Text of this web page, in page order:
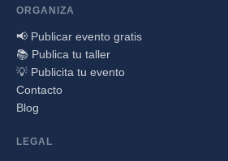
ORGANIZA
📢 Publicar evento gratis
📚 Publica tu taller
💡 Publicita tu evento
Contacto
Blog
LEGAL